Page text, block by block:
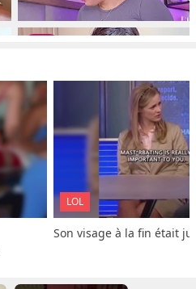
LOL
Son visage à la fin était